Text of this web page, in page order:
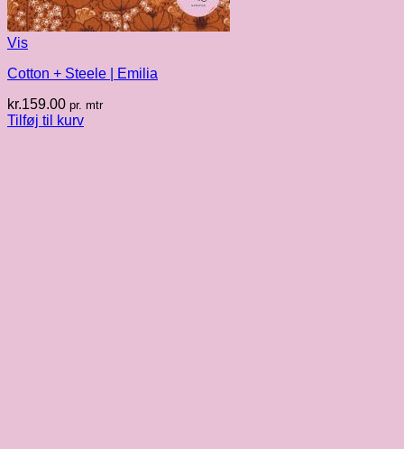
Vis
Cotton + Steele | Emilia
kr.159.00 pr. mtr
Tilføj til kurv